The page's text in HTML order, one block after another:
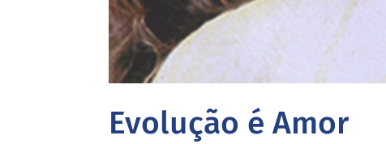
Evolução é Amor